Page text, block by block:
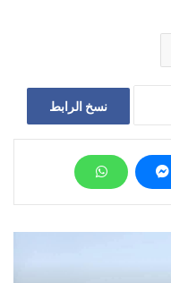
نسخ الرابط